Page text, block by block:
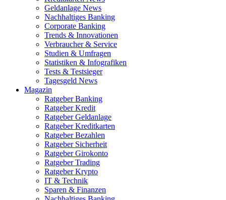
Geldanlage News
Nachhaltiges Banking
Corporate Banking
Trends & Innovationen
Verbraucher & Service
Studien & Umfragen
Statistiken & Infografiken
Tests & Testsieger
Tagesgeld News
Magazin
Ratgeber Banking
Ratgeber Kredit
Ratgeber Geldanlage
Ratgeber Kreditkarten
Ratgeber Bezahlen
Ratgeber Sicherheit
Ratgeber Girokonto
Ratgeber Trading
Ratgeber Krypto
IT & Technik
Sparen & Finanzen